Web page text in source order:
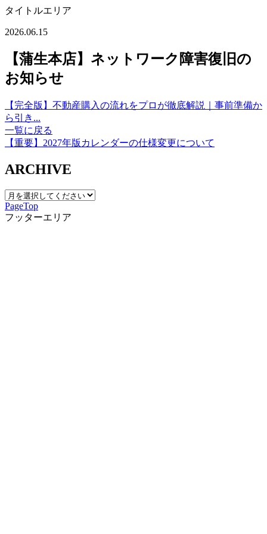
タイトルエリア
2026.06.15
【蒲生本店】ネットワーク障害復旧の
お知らせ
【完全版】不動産購入の流れをプロが徹底解説｜事前準備か
ら引き...
一覧に戻る
【重要】2027年版カレンダーの仕様変更について
ARCHIVE
PageTop
フッターエリア